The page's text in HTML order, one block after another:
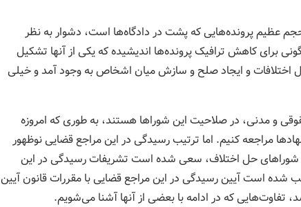
عظیم پرونده‌هایی که پشت در دادگاه‌ها است، دشوار به نظر
برای کاهش ترافیک پرونده‌ها اندیشیده که یکی از آنها تشکیل
اختلافات و ایجاد صلح و سازش میان اشخاص به وجود آمد و خیلی
و مدنی، در صلاحیت این شوراها هستند، به طوری که امروزه
مراجعه کنیم. اما ترتیب رسیدگی در این مراجع قضایی نوظهور
حل اختلاف، سعی شده است تشریفات رسیدگی در این
است آیین رسیدگی در این مراجع قضایی با مقررات قانون آیین
تفاوت‌هایی که در ادامه با بعضی از آنها آشنا می‌شویم.